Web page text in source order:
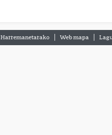
Harremanetarako Web mapa